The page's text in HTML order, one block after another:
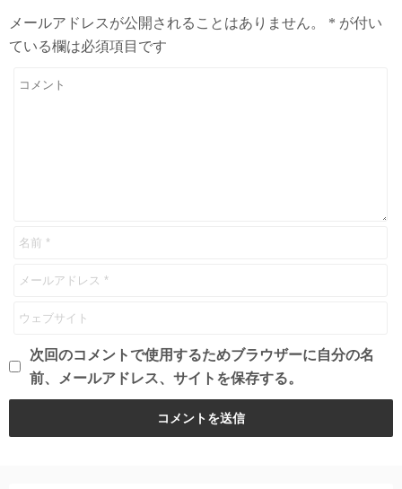
メールアドレスが公開されることはありません。 * が付い
ている欄は必須項目です
次回のコメントで使用するためブラウザーに自分の名
前、メールアドレス、サイトを保存する。